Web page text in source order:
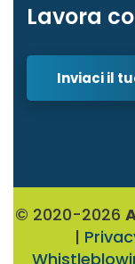
Lavora
Inviaci il
© 2020-2026
|